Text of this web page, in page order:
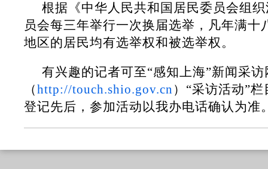
根据《中华人民共和国居民委员会组
员会每三年举行一次换届选举，凡年满十
地区的居民均有选举权和被选举权。
有兴趣的记者可至“感知上海”新闻采
（http://touch.shio.gov.cn ）“采访活动”
登记先后，参加活动以我办电话确认为准